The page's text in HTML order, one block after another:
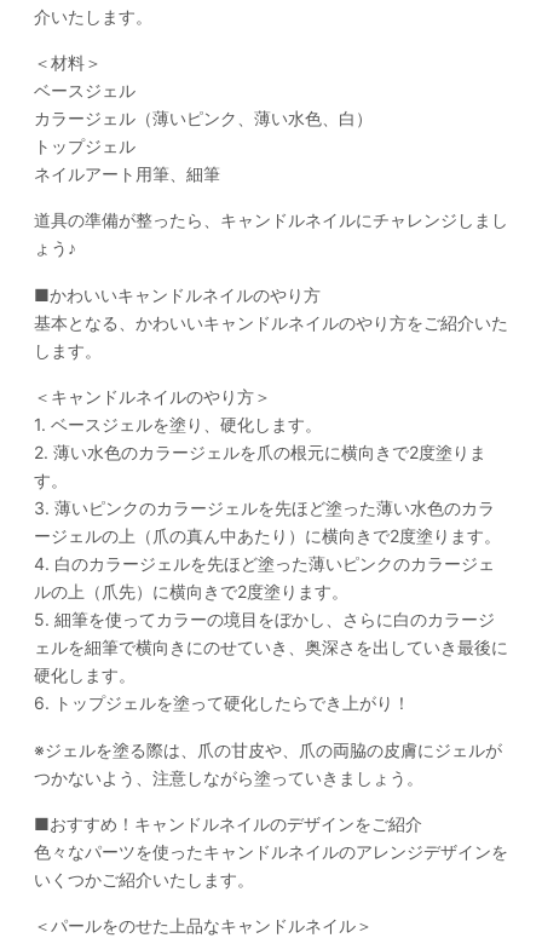
介いたします。
＜材料＞
ベースジェル
カラージェル（薄いピンク、薄い水色、白）
トップジェル
ネイルアート用筆、細筆
道具の準備が整ったら、キャンドルネイルにチャレンジしまし
ょう♪
■かわいいキャンドルネイルのやり方
基本となる、かわいいキャンドルネイルのやり方をご紹介いた
します。
＜キャンドルネイルのやり方＞
1. ベースジェルを塗り、硬化します。
2. 薄い水色のカラージェルを爪の根元に横向きで2度塗りま
す。
3. 薄いピンクのカラージェルを先ほど塗った薄い水色のカラ
ージェルの上（爪の真ん中あたり）に横向きで2度塗ります。
4. 白のカラージェルを先ほど塗った薄いピンクのカラージェ
ルの上（爪先）に横向きで2度塗ります。
5. 細筆を使ってカラーの境目をぼかし、さらに白のカラージ
ェルを細筆で横向きにのせていき、奥深さを出していき最後に
硬化します。
6. トップジェルを塗って硬化したらでき上がり！
※ジェルを塗る際は、爪の甘皮や、爪の両脇の皮膚にジェルが
つかないよう、注意しながら塗っていきましょう。
■おすすめ！キャンドルネイルのデザインをご紹介
色々なパーツを使ったキャンドルネイルのアレンジデザインを
いくつかご紹介いたします。
＜パールをのせた上品なキャンドルネイル＞